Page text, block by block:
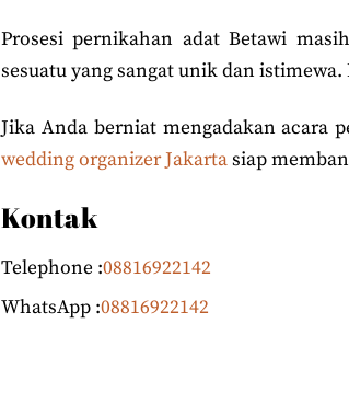
Prosesi pernikahan adat Betawi
sesuatu yang sangat unik dan
Jika Anda berniat mengadakan acara
wedding organizer Jakartasiap
Kontak
Telephone :08816922142
WhatsApp :08816922142